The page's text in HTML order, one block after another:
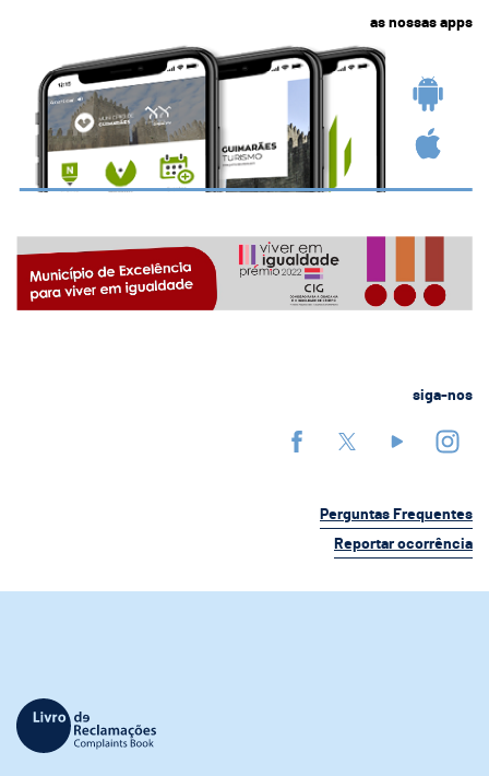
as nossas apps
siga-nos
Perguntas Frequentes
Reportar ocorrência